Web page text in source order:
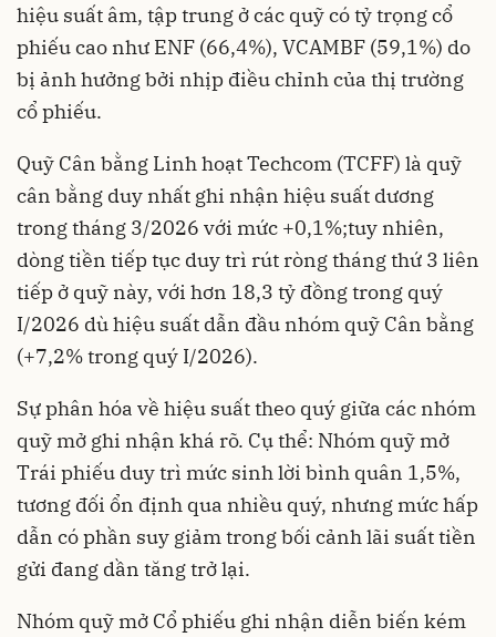
hiệu suất âm, tập trung ở các quỹ có tỷ trọng cổ
phiếu cao như ENF (66,4%), VCAMBF (59,1%) do
bị ảnh hưởng bởi nhịp điều chỉnh của thị trường
cổ phiếu.
Quỹ Cân bằng Linh hoạt Techcom (TCFF) là quỹ
cân bằng duy nhất ghi nhận hiệu suất dương
trong tháng 3/2026 với mức +0,1%;tuy nhiên,
dòng tiền tiếp tục duy trì rút ròng tháng thứ 3 liên
tiếp ở quỹ này, với hơn 18,3 tỷ đồng trong quý
I/2026 dù hiệu suất dẫn đầu nhóm quỹ Cân bằng
(+7,2% trong quý I/2026).
Sự phân hóa về hiệu suất theo quý giữa các nhóm
quỹ mở ghi nhận khá rõ. Cụ thể: Nhóm quỹ mở
Trái phiếu duy trì mức sinh lời bình quân 1,5%,
tương đối ổn định qua nhiều quý, nhưng mức hấp
dẫn có phần suy giảm trong bối cảnh lãi suất tiền
gửi đang dần tăng trở lại.
Nhóm quỹ mở Cổ phiếu ghi nhận diễn biến kém